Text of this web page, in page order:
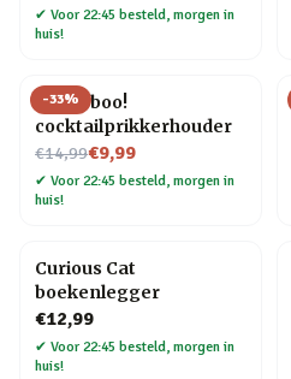
✔ Voor 22:45 besteld, morgen in
huis!
-33%
Pick a boo!
cocktailprikkerhouder
€14,99
Nu voor€9,99
✔ Voor 22:45 besteld, morgen in
huis!
Curious Cat
boekenlegger
€12,99
✔ Voor 22:45 besteld, morgen in
huis!